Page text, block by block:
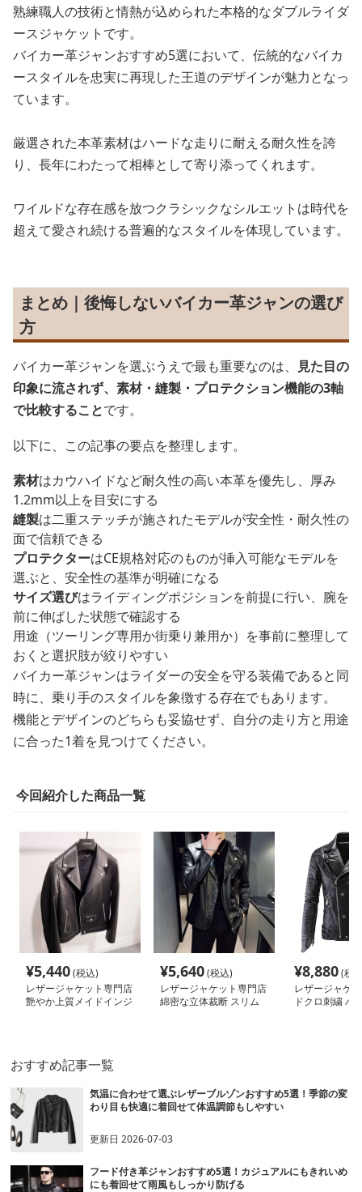
熟練職人の技術と情熱が込められた本格的なダブルライダ
ースジャケットです。
バイカー革ジャンおすすめ5選において、伝統的なバイカ
ースタイルを忠実に再現した王道のデザインが魅力となっ
ています。
厳選された本革素材はハードな走りに耐える耐久性を誇
り、長年にわたって相棒として寄り添ってくれます。
ワイルドな存在感を放つクラシックなシルエットは時代を
超えて愛され続ける普遍的なスタイルを体現しています。
まとめ｜後悔しないバイカー革ジャンの選び
方
バイカー革ジャンを選ぶうえで最も重要なのは、
見た目の
印象に流されず、素材・縫製・プロテクション機能の3軸
で比較することです。
以下に、この記事の要点を整理します。
素材はカウハイドなど耐久性の高い本革を優先し、厚み
1.2mm以上を目安にする
縫製は二重ステッチが施されたモデルが安全性・耐久性の
面で信頼できる
プロテクターはCE規格対応のものが挿入可能なモデルを
選ぶと、安全性の基準が明確になる
サイズ選びはライディングポジションを前提に行い、腕を
前に伸ばした状態で確認する
用途（ツーリング専用か街乗り兼用か）を事前に整理して
おくと選択肢が絞りやすい
バイカー革ジャンはライダーの安全を守る装備であると同
時に、乗り手のスタイルを象徴する存在でもあります。
機能とデザインのどちらも妥協せず、自分の走り方と用途
に合った1着を見つけてください。
今回紹介した商品一覧
¥5,440(税込)
レザージャケット専門店
艶やか上質メイドインジ
¥5,640(税込)
レザージャケット専門店
綿密な立体裁断 スリム
¥8,880(税
レザージャケ
ドクロ刺繍 バ
おすすめ記事一覧
気温に合わせて選ぶレザーブルゾンおすすめ5選！季節の変
わり目も快適に着回せて体温調節もしやすい
更新日2026-07-03
フード付き革ジャンおすすめ5選！カジュアルにもきれいめ
にも着回せて雨風もしっかり防げる